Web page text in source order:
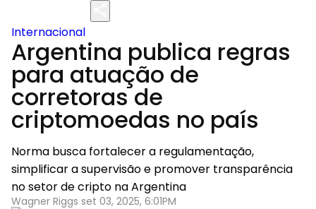
Internacional
Argentina publica regras
para atuação de
corretoras de
criptomoedas no país
Norma busca fortalecer a regulamentação,
simplificar a supervisão e promover transparência
no setor de cripto na Argentina
Wagner Riggs set 03, 2025, 6:01PM